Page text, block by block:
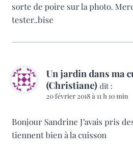
sorte de poire sur la photo.
tester..bise
Un jardin dans ma
(Christiane) dit :
20 février 2018 à 11 h 10 min
Bonjour Sandrine J’avais pris
tiennent bien à la cuisson